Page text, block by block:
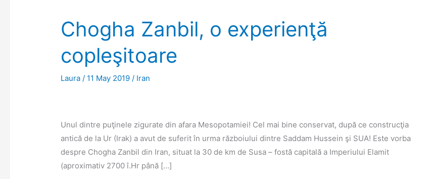
Chogha Zanbil, o experienţă
copleşitoare
Laura/ 11 May 2019/ Iran
Unul dintre puţinele zigurate din afara Mesopotamiei! Cel mai bine conservat, după ce construcţia
antică de la Ur (Irak) a avut de suferit în urma războiului dintre Saddam Hussein şi SUA! Este vorba
despre Chogha Zanbil din Iran, situat la 30 de km de Susa – fostă capitală a Imperiului Elamit
(aproximativ 2700 î.Hr până […]